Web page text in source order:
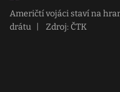
Američtí vojáci staví na
drátu
Zdroj: ČTK